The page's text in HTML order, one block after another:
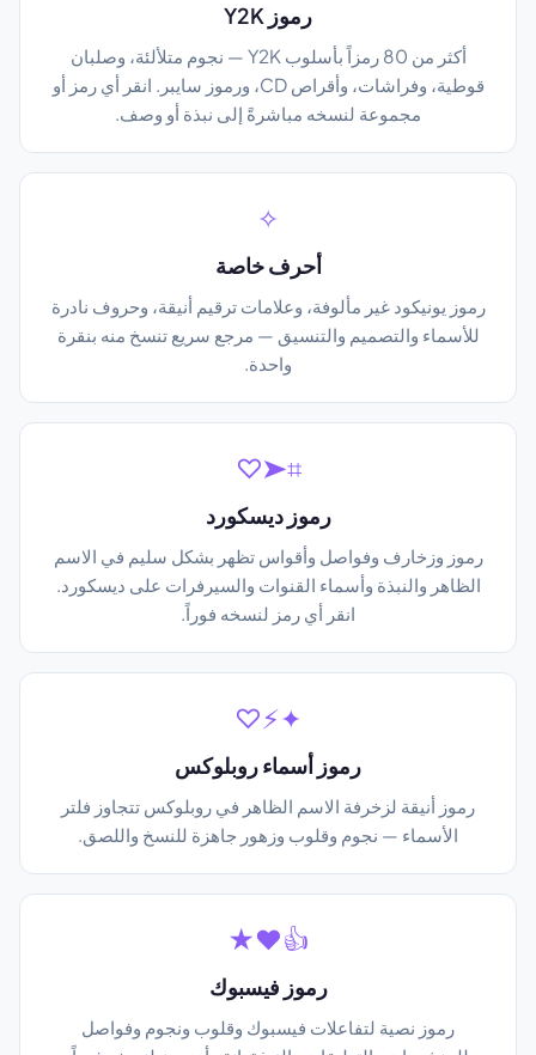
رموز Y2K
أكثر من 80 رمزاً بأسلوب Y2K — نجوم متلألئة، وصلبان
قوطية، وفراشات، وأقراص CD، ورموز سايبر. انقر أي رمز أو
مجموعة لنسخه مباشرةً إلى نبذة أو وصف.
✧
أحرف خاصة
رموز يونيكود غير مألوفة، وعلامات ترقيم أنيقة، وحروف نادرة
للأسماء والتصميم والتنسيق — مرجع سريع تنسخ منه بنقرة
واحدة.
⌗➤♡
رموز ديسكورد
رموز وزخارف وفواصل وأقواس تظهر بشكل سليم في الاسم
الظاهر والنبذة وأسماء القنوات والسيرفرات على ديسكورد.
انقر أي رمز لنسخه فوراً.
✦⚡♡
رموز أسماء روبلوكس
رموز أنيقة لزخرفة الاسم الظاهر في روبلوكس تتجاوز فلتر
الأسماء — نجوم وقلوب وزهور جاهزة للنسخ واللصق.
👍❤★
رموز فيسبوك
رموز نصية لتفاعلات فيسبوك وقلوب ونجوم وفواصل